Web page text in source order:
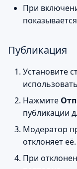
При
Публикация
Установите
Нажмите
публикации
Модератор
отклоняет её.
При